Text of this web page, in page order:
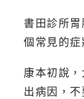
書田診所
個常見的
康本初說
出病因，不